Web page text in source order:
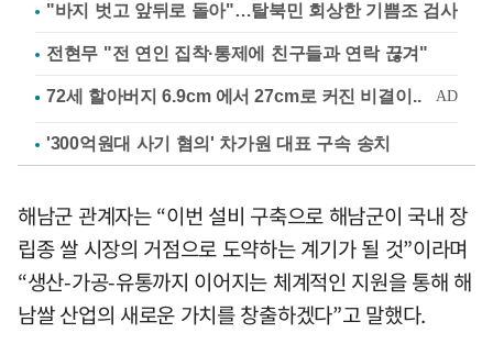
"바지 벗고 앞뒤로 돌아"…탈북민 회상한 기쁨조 검사
전현무 "전 연인 집착·통제에 친구들과 연락 끊겨"
'300억원대 사기 혐의' 차가원 대표 구속 송치
해남군 관계자는 “이번 설비 구축으로 해남군이 국내 장
립종 쌀 시장의 거점으로 도약하는 계기가 될 것”이라며
“생산-가공-유통까지 이어지는 체계적인 지원을 통해 해
남쌀 산업의 새로운 가치를 창출하겠다”고 말했다.